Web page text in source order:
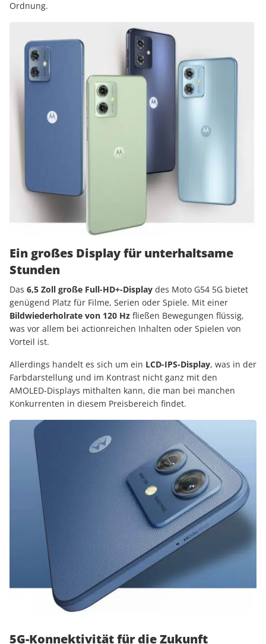
Ordnung.
Ein großes Display für unterhaltsame
Stunden
Das 6,5 Zoll große Full-HD+-Display des Moto G54 5G bietet
genügend Platz für Filme, Serien oder Spiele. Mit einer
Bildwiederholrate von 120 Hz fließen Bewegungen flüssig,
was vor allem bei actionreichen Inhalten oder Spielen von
Vorteil ist.
Allerdings handelt es sich um ein LCD-IPS-Display, was in der
Farbdarstellung und im Kontrast nicht ganz mit den
AMOLED-Displays mithalten kann, die man bei manchen
Konkurrenten in diesem Preisbereich findet.
5G-Konnektivität für die Zukunft